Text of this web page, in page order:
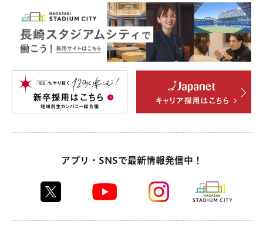
アプリ・SNSで最新情報発信中！